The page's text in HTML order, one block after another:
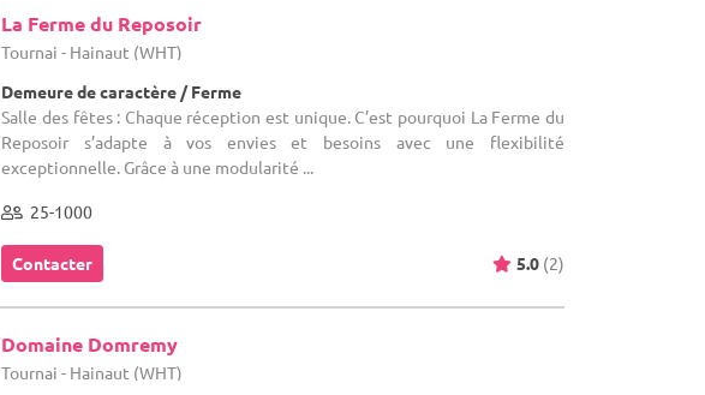
La Ferme du Reposoir
Tournai - Hainaut (WHT)
Demeure de caractère / Ferme
Salle des fêtes : Chaque réception est unique. C’est pourquoi La Ferme du
Reposoir s’adapte à vos envies et besoins avec une flexibilité
exceptionnelle. Grâce à une modularité ...
25-1000
Contacter 5.0 (2)
Domaine Domremy
Tournai - Hainaut (WHT)